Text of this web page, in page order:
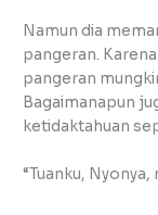
Namun dia
pangeran.
pangeran
Bagaimanapun
ketidaktahuan
“Tuanku,